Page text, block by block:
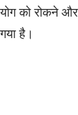
को रोकने और
है।